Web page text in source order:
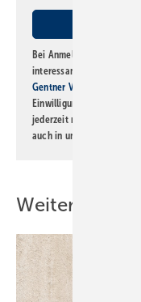
Bei Anmeldung zu
interessante Verlags- und
Gentner Verlag GmbH &
Einwilligung kann ich
jederzeit möglich.
auch in unserer
Weitere Inhalte